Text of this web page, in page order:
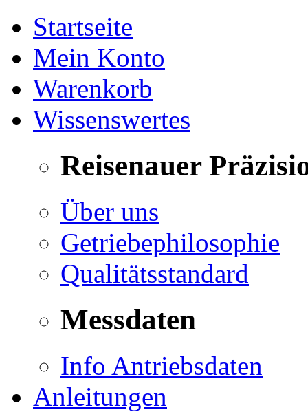
Startseite
Mein Konto
Warenkorb
Wissenswertes
Reisenauer
Über uns
Getriebephilosophie
Qualitätsstandard
Messdaten
Info Antriebsdaten
Anleitungen